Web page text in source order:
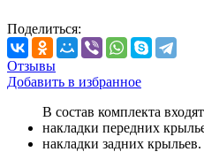
Поделиться:
Отзывы
Добавить в избранное
В состав комплекта
накладки передних
накладки задних крыльев.